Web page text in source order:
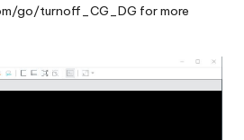
go/turnoff_CG_DG for more